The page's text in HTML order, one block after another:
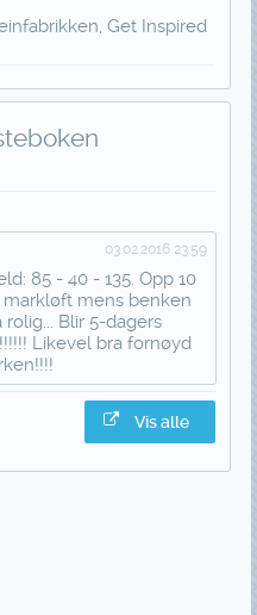
Get Inspired
03.02.2016 23:59
85 - 40 - 135. Opp 10
mens benken
Blir 5-dagers
Likevel bra fornøyd
Vis alle